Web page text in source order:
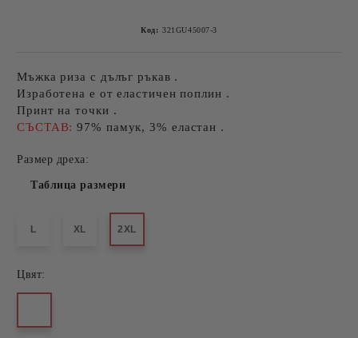
Код: 321GU45007-3
Мъжка риза с дълъг ръкав .
Изработена е от еластичен поплин .
Принт на точки .
СЪСТАВ:97% памук, 3% еластан .
Размер дреха:
Таблица размери
L XL 2XL
Цвят: